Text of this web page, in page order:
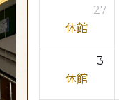
27
休館
3
休館